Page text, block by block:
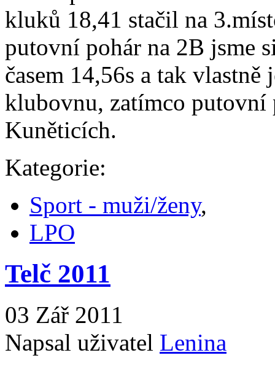
kluků 18,41 stačil na
putovní pohár na 2B jsme
časem 14,56s a tak
klubovnu, zatímco putovní
Kuněticích.
Kategorie:
Sport - muži/ženy,
LPO
Telč 2011
03 Zář 2011
Napsal uživatel Lenina